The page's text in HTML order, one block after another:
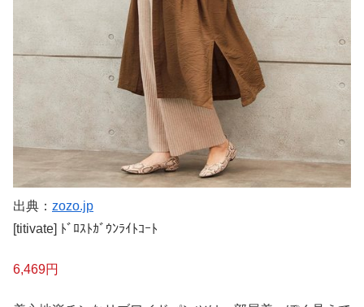
出典： zozo.jp
[titivate] ﾄﾞﾛｽﾄｶﾞｳﾝﾗｲﾄｺｰﾄ
6,469円